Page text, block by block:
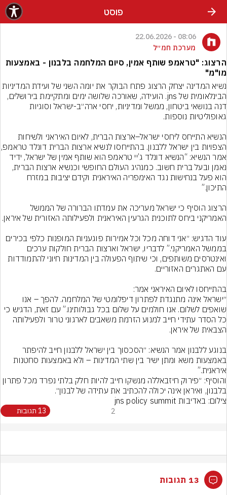
פוסט
08:06 - 22.06.2026
מערכת חמ״ל
הרצוג: "טראמפ שותף אמין, סיום המלחמה בלבנון - באמצעות
מו"מ"
נשיא המדינה יצחק הרצוג פתח הבוקר את יומה השני של ועידת המדיניות
דנה בנושאי ביטחון, ממשל ומדיניות, יחסי ארה״ב-ישראל וסוגיות
הנשיא התייחס ליחסי ישראל–ארצות הברית, לאיום האיראני ולשיחות
אמר הנשיא: “הנשיא דונלד ג’יי טראמפ הוא שותף אמין של ישראל, ידיד
התיכון.”
ואינטרסים משותפים, וכי שיתוף הפעולה בין המדינות חיוני להתמודדות
באמצעות משא ומתן ישיר בין שתי המדינות – ולא באמצעות סחטנות
איראנית.”
בלבנון, ואיראן אינה יכולה להכתיב את עתידה של לבנון״.
צילום: באדיבות jns policy summit
2 13 תגובות
13 תגובות